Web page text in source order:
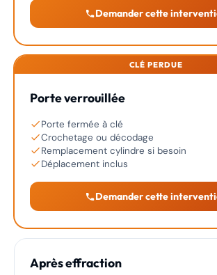
Demander cette
CLÉ PERDUE
Porte verrouillée
Porte fermée à clé
Crochetage ou décodage
Remplacement cylindre si besoin
Déplacement inclus
Demander cette
Après effraction